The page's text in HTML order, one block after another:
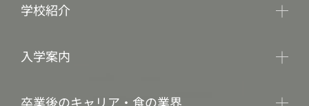
学校紹介
入学案内
卒業後のキャリア・食の業界